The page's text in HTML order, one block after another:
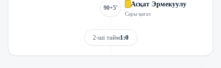
90+5' Асқат Эрмекуулу
Сары қағаз
2-ші тайм1:0